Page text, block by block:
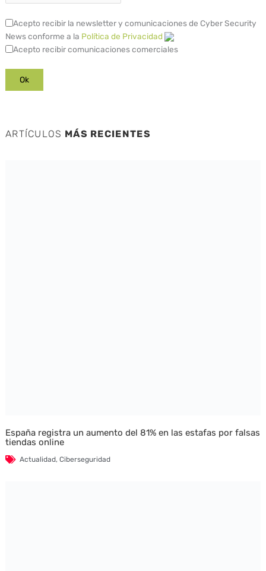
Acepto recibir la newsletter y comunicaciones de Cyber Security
News conforme a la Política de Privacidad
Acepto recibir comunicaciones comerciales
ARTÍCULOS MÁS RECIENTES
España registra un aumento del 81% en las estafas por falsas
tiendas online
Actualidad, Ciberseguridad